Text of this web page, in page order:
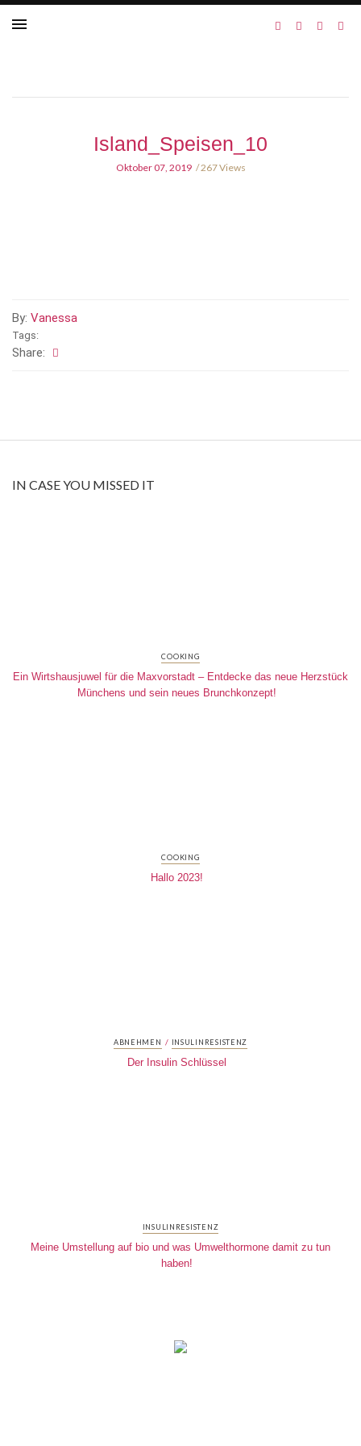
Island_Speisen_10
Oktober 07, 2019 267 Views
By: Vanessa
Tags:
Share:
IN CASE YOU MISSED IT
COOKING
Ein Wirtshausjuwel für die Maxvorstadt – Entdecke das neue Herzstück
Münchens und sein neues Brunchkonzept!
COOKING
Hallo 2023!
ABNEHMEN / INSULINRESISTENZ
Der Insulin Schlüssel
INSULINRESISTENZ
Meine Umstellung auf bio und was Umwelthormone damit zu tun
haben!